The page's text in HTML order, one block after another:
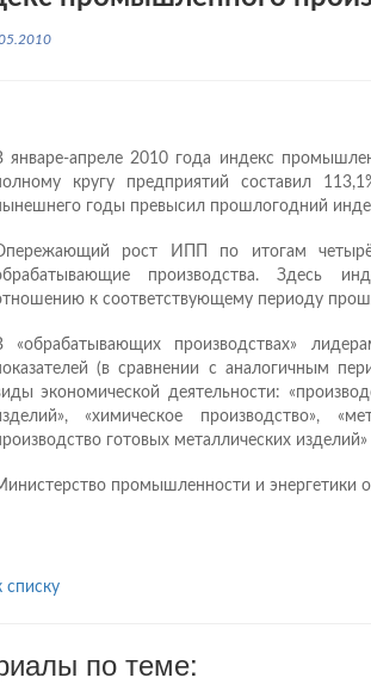
январе-апреле 2010 года индекс
кругу предприятий составил
годы превысил прошлогодний
рост ИПП по итогам
производства. Здесь
к соответствующему периоду
«обрабатывающих производствах»
(в сравнении с аналогичным
экономической деятельности:
«химическое производство»,
готовых металлических
промышленности и энергетики
списку
по теме: